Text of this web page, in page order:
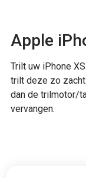
Apple
Trilt uw iPhone
trilt deze zo
dan de trilmotor/
vervangen.